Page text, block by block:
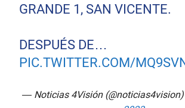
GRANDE 1, SAN VICENTE.
DESPUÉS DE…
PIC.TWITTER.COM/
— Noticias 4Visión (@noticias4vision)